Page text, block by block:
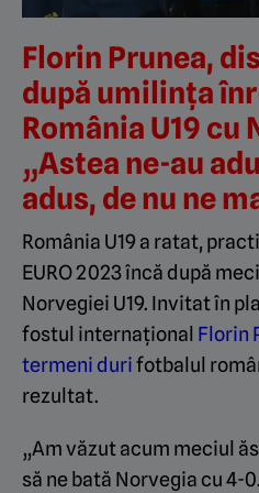
Florin Prunea,
după umilința
România U19 cu
„Astea ne-au
adus, de nu ne
România U19 a ratat,
EURO 2023 încă după
Norvegiei U19. Invitat în
fostul internațional Florin
termeni durifotbalul
rezultat.
„Am văzut acum meciul
să ne bată Norvegia cu 4-